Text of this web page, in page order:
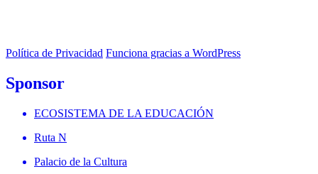
Política de Privacidad Funciona gracias a WordPress
Sponsor
ECOSISTEMA DE LA EDUCACIÓN
Ruta N
Palacio de la Cultura